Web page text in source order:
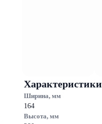
Характеристики
Ширина, мм
164
Высота, мм